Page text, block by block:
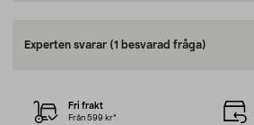
Experten svarar (1 besvarad fråga)
Fri frakt
Från 599 kr*